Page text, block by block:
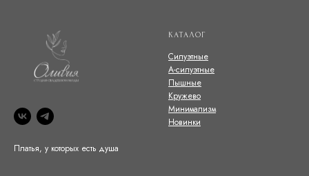
Платья, у которых есть душа
КАТАЛОГ
Силуэтные
А-силуэтные
Пышные
Кружево
Минимализм
Новинки